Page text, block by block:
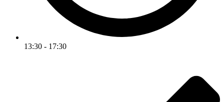
13:30 - 17:30